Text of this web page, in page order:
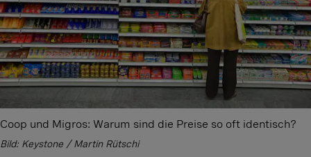
Coop und Migros: Warum sind die Preise so oft identisch?
Bild: Keystone / Martin Rütschi